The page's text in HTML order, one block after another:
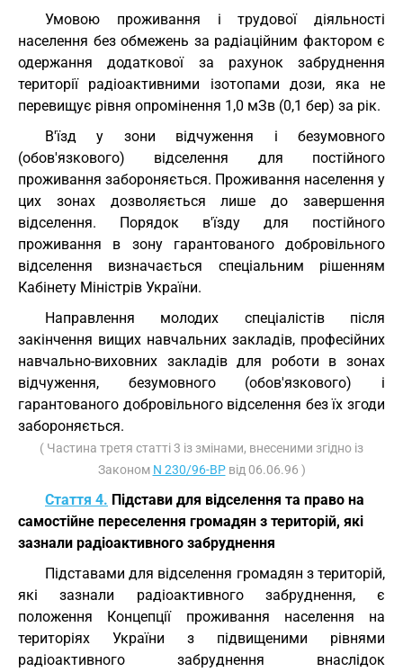
Умовою проживання і трудової діяльності
населення без обмежень за радіаційним фактором є
одержання додаткової за рахунок забруднення
території радіоактивними ізотопами дози, яка не
перевищує рівня опромінення 1,0 мЗв (0,1 бер) за рік.
В'їзд у зони відчуження і безумовного
(обов'язкового) відселення для постійного
проживання забороняється. Проживання населення у
цих зонах дозволяється лише до завершення
відселення. Порядок в'їзду для постійного
проживання в зону гарантованого добровільного
відселення визначається спеціальним рішенням
Кабінету Міністрів України.
Направлення молодих спеціалістів після
закінчення вищих навчальних закладів, професійних
навчально-виховних закладів для роботи в зонах
відчуження, безумовного (обов'язкового) і
гарантованого добровільного відселення без їх згоди
забороняється.
( Частина третя статті 3 із змінами, внесеними згідно із
Законом N 230/96-ВРвід 06.06.96 )
Стаття 4. Підстави для відселення та право на
самостійне переселення громадян з територій, які
зазнали радіоактивного забруднення
Підставами для відселення громадян з територій,
які зазнали радіоактивного забруднення, є
положення Концепції проживання населення на
територіях України з підвищеними рівнями
радіоактивного забруднення внаслідок